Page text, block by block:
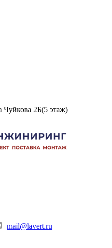
Чуйкова 2Б(5 этаж)
mail@lavert.ru